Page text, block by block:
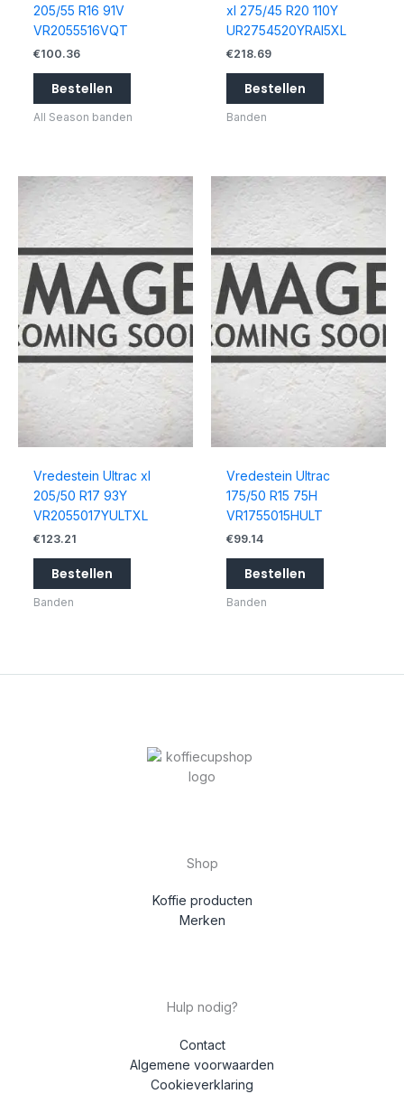
205/55 R16 91V
VR2055516VQT
€100.36
Bestellen
All Season banden
xl 275/45 R20 110Y
UR2754520YRAI5XL
€218.69
Bestellen
Banden
Vredestein Ultrac xl
205/50 R17 93Y
VR2055017YULTXL
€123.21
Bestellen
Banden
Vredestein Ultrac
175/50 R15 75H
VR1755015HULT
€99.14
Bestellen
Banden
Shop
Koffie producten
Merken
Hulp nodig?
Contact
Algemene voorwaarden
Cookieverklaring